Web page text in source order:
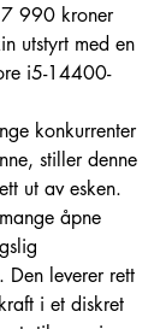
7 990 kroner
utstyrt med en
i5-14400-
konkurrenter
stiller denne
ut av esken.
åpne
Den leverer rett
i et diskret